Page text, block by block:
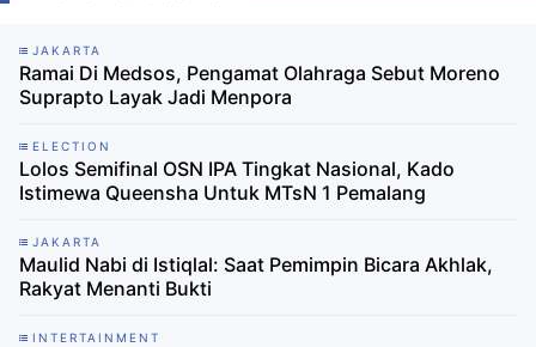
JAKARTA
Ramai Di Medsos, Pengamat Olahraga Sebut Moreno
Suprapto Layak Jadi Menpora
ELECTION
Lolos Semifinal OSN IPA Tingkat Nasional, Kado
Istimewa Queensha Untuk MTsN 1 Pemalang
JAKARTA
Maulid Nabi di Istiqlal: Saat Pemimpin Bicara Akhlak,
Rakyat Menanti Bukti
INTERTAINMENT